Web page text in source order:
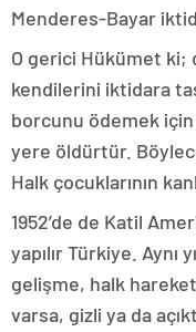
Menderes-Bayar
O gerici Hükümet
kendilerini iktidara
borcunu ödemek için
yere öldürtür.
Halk çocuklarının
1952’de de Katil
yapılır Türkiye. Aynı
gelişme, halk
varsa, gizli ya da